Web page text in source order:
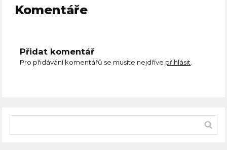
Komentáře
Přidat komentář
Pro přidávání komentářů se musíte nejdříve přihlásit